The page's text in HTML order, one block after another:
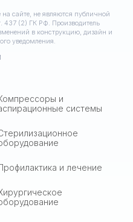
сайте, не являются публичной
437 (2) ГК РФ. Производитель
в конструкцию, дизайн и
уведомления.
и
системы
и лечение